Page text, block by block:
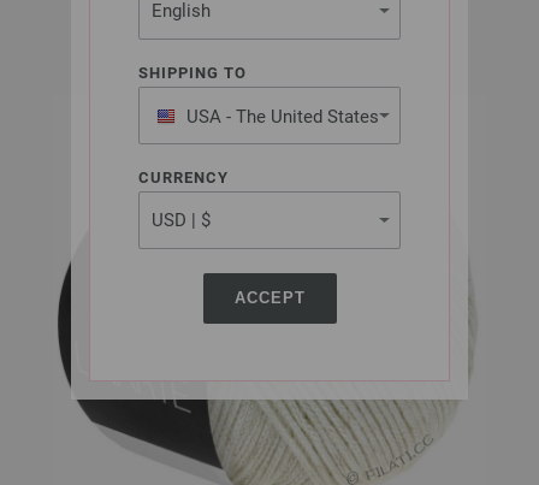
SHIPPING TO
USA - The United States
of America
CURRENCY
ACCEPT